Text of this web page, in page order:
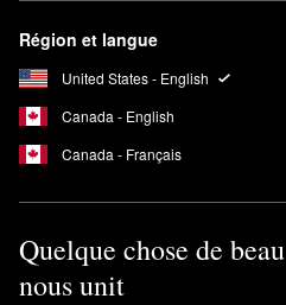
Région et langue
United States - English
Canada - English
Canada - Français
Quelque chose de beau
nous unit